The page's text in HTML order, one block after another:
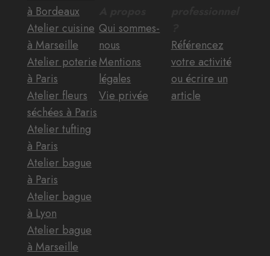
à Bordeaux
Atelier cuisine
à Marseille
Atelier poterie
à Paris
Atelier fleurs
séchées à Paris
Atelier tufting
à Paris
Atelier bague
à Paris
Atelier bague
à Lyon
Atelier bague
à Marseille
Qui sommes-
nous
Mentions
légales
Vie privée
Référencez
votre activité
ou écrire un
article